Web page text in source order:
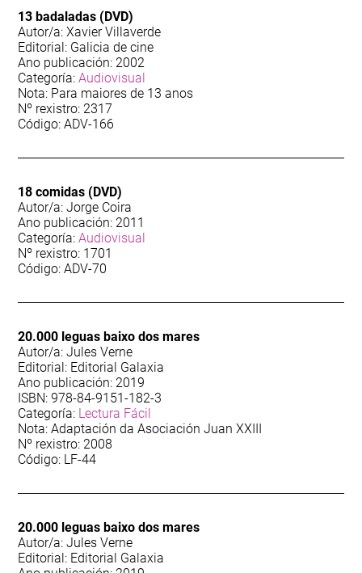
Narrativa infantil455
Narrativa xuvenil154
Pedagoxía75
Sociolingüística145
Teatro 12
13 badaladas (DVD)
Autor/a: Xavier Villaverde
Editorial: Galicia de cine
Ano publicación: 2002
Categoría:Audiovisual
Nota: Para maiores de 13 anos
Nº rexistro: 2317
Código: ADV-166
18 comidas (DVD)
Autor/a: Jorge Coira
Ano publicación: 2011
Categoría:Audiovisual
Nº rexistro: 1701
Código: ADV-70
20.000 leguas baixo dos mares
Autor/a: Jules Verne
Editorial: Editorial Galaxia
Ano publicación: 2019
ISBN: 978-84-9151-182-3
Categoría: Lectura Fácil
Nota: Adaptación da Asociación Juan XXIII
Nº rexistro: 2008
Código: LF-44
20.000 leguas baixo dos mares
Autor/a: Jules Verne
Editorial: Editorial Galaxia